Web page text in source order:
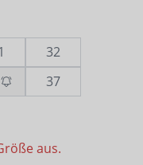
32
37
aus.